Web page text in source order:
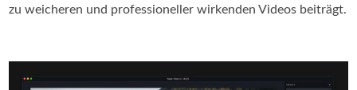
zu weicheren und professioneller wirkenden Videos beiträgt.